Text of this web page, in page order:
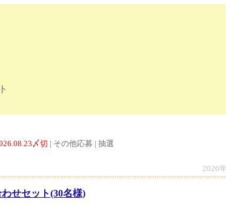
ト
〆切 | その他応募 | 抽選
2026
せセット(30名様)